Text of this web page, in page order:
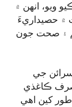
ويو، انهن ۾
۾ حصيداريءَ
۽ صحت جون
سرائن جي
ڪاغذي
کين اهي